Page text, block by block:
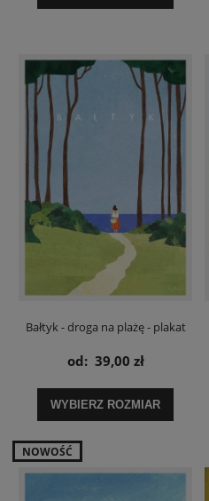
Bałtyk - droga na plażę - plakat
od: 39,00 zł
WYBIERZ ROZMIAR
NOWOŚĆ